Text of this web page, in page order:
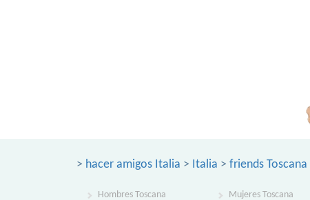
> hacer amigos Italia > Italia > friends Toscana
Hombres Toscana Mujeres Toscana